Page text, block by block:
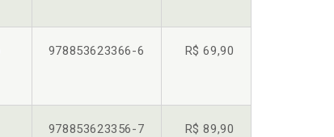
978853623366-6 R$ 69,90
978853623356-7 R$ 89,90